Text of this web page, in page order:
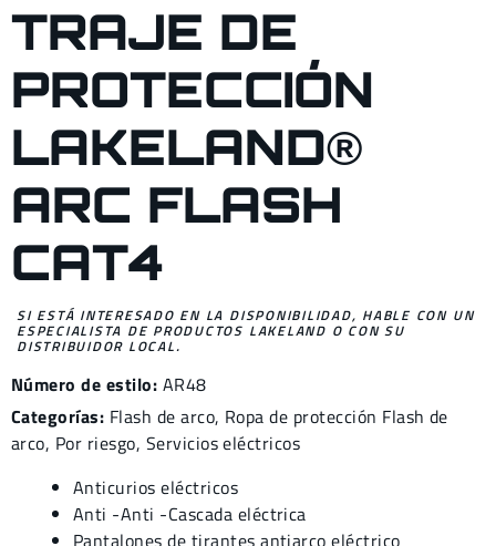
TRAJE DE
PROTECCIÓN
LAKELAND®
ARC FLASH
CAT4
SI ESTÁ INTERESADO EN LA DISPONIBILIDAD, HABLE CON UN
ESPECIALISTA DE PRODUCTOS LAKELAND O CON SU
DISTRIBUIDOR LOCAL.
Número de estilo: AR48
Categorías: Flash de arco, Ropa de protección Flash de
arco, Por riesgo, Servicios eléctricos
Anticurios eléctricos
Anti -Anti -Cascada eléctrica
Pantalones de tirantes antiarco eléctrico